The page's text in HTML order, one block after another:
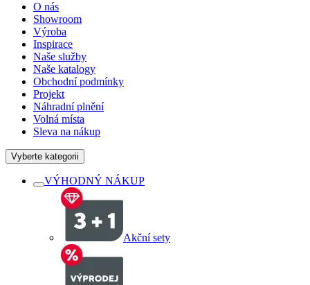
O nás
Showroom
Výroba
Inspirace
Naše služby
Naše katalogy
Obchodní podmínky
Projekt
Náhradní plnění
Volná místa
Sleva na nákup
Vyberte kategorii
VÝHODNÝ NÁKUP
Akční sety